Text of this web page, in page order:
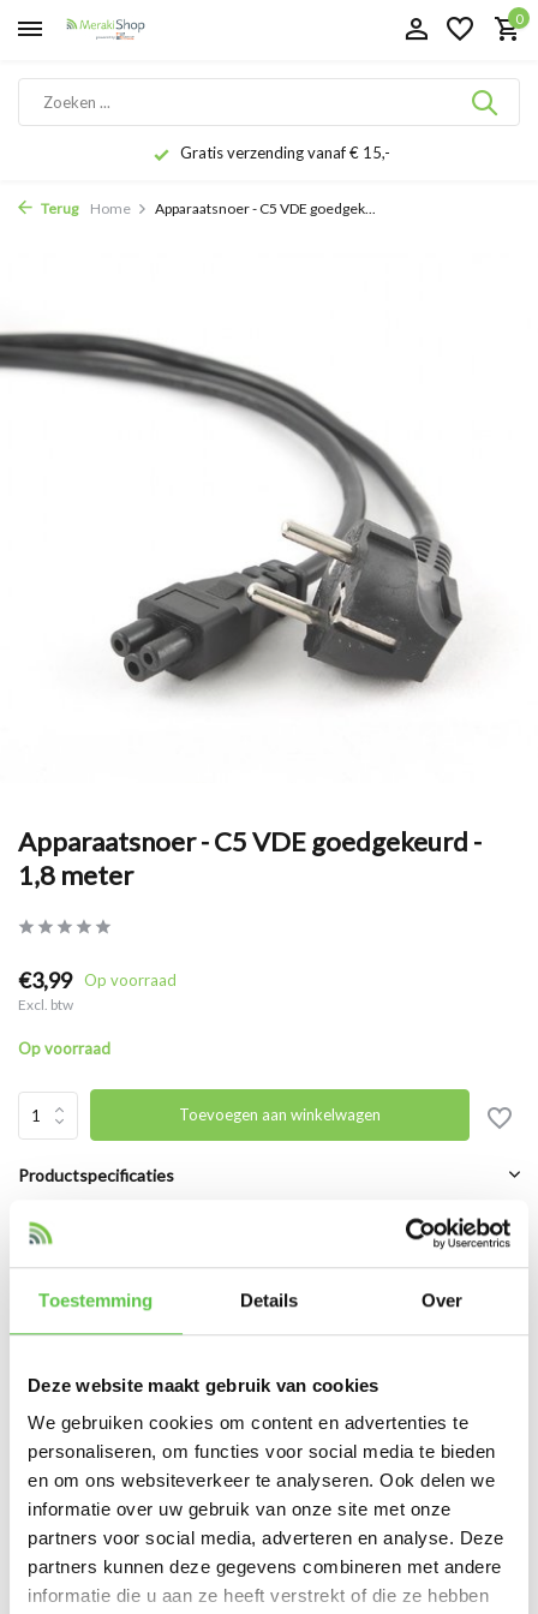
Toestemming Details Over
Deze website maakt gebruik van cookies
We gebruiken cookies om content en advertenties te
personaliseren, om functies voor social media te bieden
en om ons websiteverkeer te analyseren. Ook delen we
informatie over uw gebruik van onze site met onze
partners voor social media, adverteren en analyse. Deze
partners kunnen deze gegevens combineren met andere
informatie die u aan ze heeft verstrekt of die ze hebben
0
Gratis verzending vanaf € 15,-
Terug Home Apparaatsnoer - C5 VDE goedgek...
Apparaatsnoer - C5 VDE goedgekeurd -
1,8 meter
€3,99 Op voorraad
Excl. btw
Op voorraad
Toevoegen aan winkelwagen
Productspecificaties
Vergelijk Delen
Reviews
Based on 0 reviews
Er zijn nog geen reviews geschreven over dit product..